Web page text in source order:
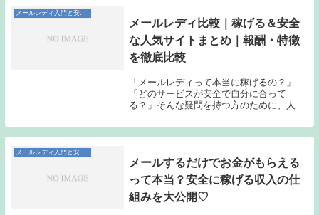
メールレディ入門と安全な始め方
メールレディ比較｜稼げる＆安全
な人気サイトまとめ｜報酬・特徴
を徹底比較
「メールレディって本当に稼げるの？」
「どのサービスが安全で自分に合って
る？」そんな疑問を持つ方のために、人気
とアプリ型に分けて、報酬・特徴・安全性
をわかりやすく比較します。この記事で分
メールレディ入門と安全な始め方
メールするだけでお金がもらえる
って本当？安全に稼げる収入の仕
組みを大公開♡